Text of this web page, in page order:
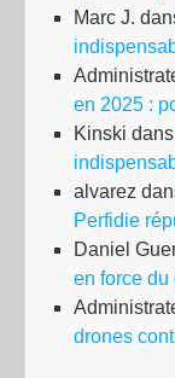
Marc J.
en 2025 :
Kinski dans
alvarez
Perfidie
Daniel
en force du
drones